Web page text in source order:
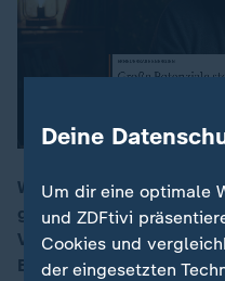
00:16
Windkraft-Gegner
gesundheitsschädlich
Vögeln verantwortlich
Behauptungen und was
Deine
Um dir eine optimale
und ZDFtivi
Cookies und
der eingesetzten